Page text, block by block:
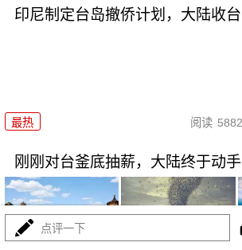
印尼制定台岛撤侨计划，​大陆收
最热 阅读
刚刚对台釜底抽薪，大陆终于动
点评一下